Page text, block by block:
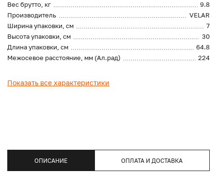
Вес брутто, кг
9.8
Производитель
VELAR
Ширина упаковки, см
7
Высота упаковки, см
30
Длина упаковки, см
64.8
Межосевое расстояние, мм (Ал.рад)
224
Показать все характеристики
ОПИСАНИЕ ОПЛАТА И ДОСТАВКА